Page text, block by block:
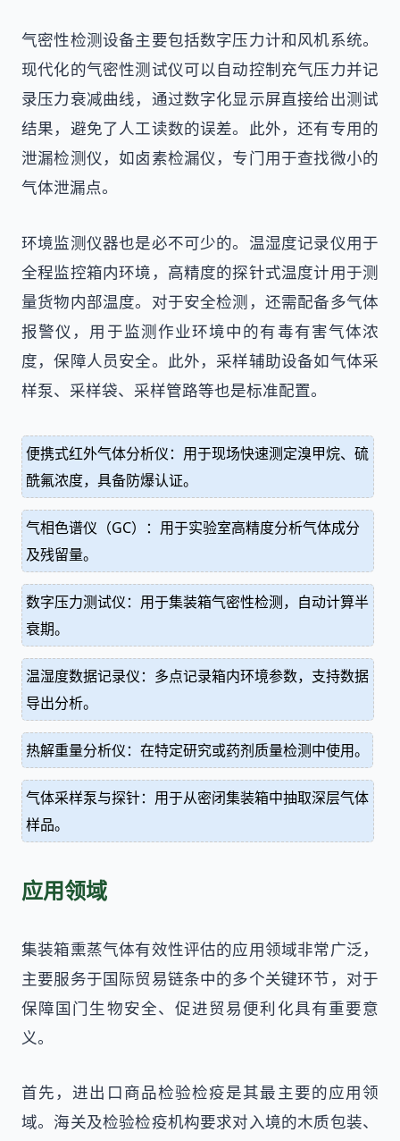
气密性检测设备主要包括数字压力计和风机系统。
现代化的气密性测试仪可以自动控制充气压力并记
录压力衰减曲线，通过数字化显示屏直接给出测试
结果，避免了人工读数的误差。此外，还有专用的
泄漏检测仪，如卤素检漏仪，专门用于查找微小的
气体泄漏点。
环境监测仪器也是必不可少的。温湿度记录仪用于
全程监控箱内环境，高精度的探针式温度计用于测
量货物内部温度。对于安全检测，还需配备多气体
报警仪，用于监测作业环境中的有毒有害气体浓
度，保障人员安全。此外，采样辅助设备如气体采
样泵、采样袋、采样管路等也是标准配置。
便携式红外气体分析仪：用于现场快速测定溴甲烷、硫
酰氟浓度，具备防爆认证。
气相色谱仪（GC）：用于实验室高精度分析气体成分
及残留量。
数字压力测试仪：用于集装箱气密性检测，自动计算半
衰期。
温湿度数据记录仪：多点记录箱内环境参数，支持数据
导出分析。
热解重量分析仪：在特定研究或药剂质量检测中使用。
气体采样泵与探针：用于从密闭集装箱中抽取深层气体
样品。
应用领域
集装箱熏蒸气体有效性评估的应用领域非常广泛，
主要服务于国际贸易链条中的多个关键环节，对于
保障国门生物安全、促进贸易便利化具有重要意
义。
首先，进出口商品检验检疫是其最主要的应用领
域。海关及检验检疫机构要求对入境的木质包装、